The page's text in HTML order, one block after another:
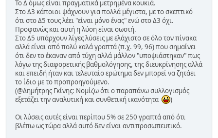
Το Δ όμως είναι πραγματικά μετρημένα κουκιά.
Στο Δ3 κάποιοι ψάχνουν για πολλά μέγιστα, με το σκεπτικό
ότι στο Δ5 τους λέει "είναι μόνο ένας" ενώ στο Δ3 όχι.
Προφανώς και αυτή η λύση είναι σωστή.
Στο Δ5 υπάρχουν λίγες λύσεις με ελάχιστο σε όλο τον πίνακα
αλλά είναι από πολύ καλά γραπτά (π.χ. 99, 96) που σημαίνει
ότι δεν το έκαναν από τύχη αλλά μάλλον "υποψιάστηκαν" πως
λόγω της διαφορετικής βαθμολόγησης, της διευκρίνησης αλλά
και επειδή ήταν και τελευταίο ερώτημα δεν μπορεί να ζητάει
το ίδιο με το προπροηγούμενο.
(@Δημήτρης Γκίνης: Νομίζω ότι ο παραπάνω συλλογισμός
εξετάζει την αναλυτική και συνθετική ικανότητα
)
Οι λύσεις αυτές είναι περίπου 5% σε 250 γραπτά από ότι
βλέπω ως τώρα αλλά αυτό δεν είναι αντιπροσωπευτικό.